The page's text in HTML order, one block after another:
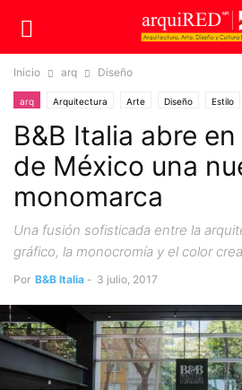
Inicio arq Diseño
arq Arquitectura Arte Diseño Estilo
B&B Italia abre
de México una
monomarca
Una fusión sofisticada entre la
gráfico, la monocromía y el color
Por B&B Italia - 3 julio, 2017